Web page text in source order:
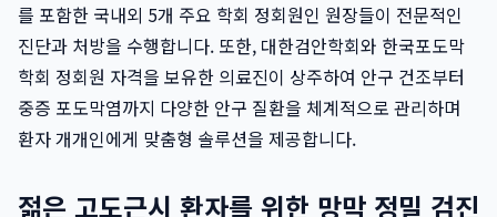
를 포함한 국내외 5개 주요 학회 정회원인 원장들이 전문적인
진단과 처방을 수행합니다. 또한, 대한검안학회와 한국포도막
학회 정회원 자격을 보유한 의료진이 상주하여 안구 건조부터
중증 포도막염까지 다양한 안구 질환을 체계적으로 관리하며
환자 개개인에게 맞춤형 솔루션을 제공합니다.
젊은 고도근시 환자를 위한 망막 정밀 검진